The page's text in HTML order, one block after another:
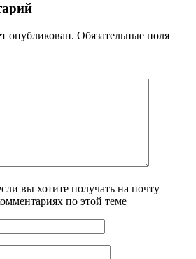
опубликован. Обязательные поля
вы хотите получать на почту
по этой теме